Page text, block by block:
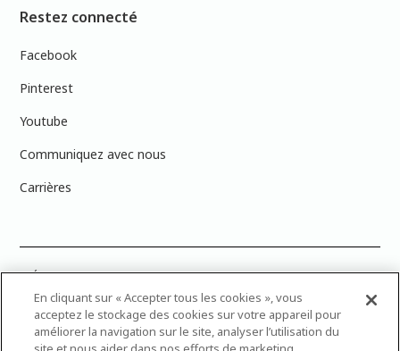
Restez connecté
Facebook
Pinterest
Youtube
Communiquez avec nous
Carrières
PRÉCISION DES COULEURS : Veuillez noter que les couleurs affichées à
l’écran peuvent ne pas correspondre exactement aux couleurs de
peinture réelles en raison des variations de calibration des écrans.
Vous pouvez apporter les numéros d’échantillons de couleur de
peinture dans votre magasin Dulux Peintures le plus proche afin de
En cliquant sur « Accepter tous les cookies », vous
acceptez le stockage des cookies sur votre appareil pour
améliorer la navigation sur le site, analyser l’utilisation du